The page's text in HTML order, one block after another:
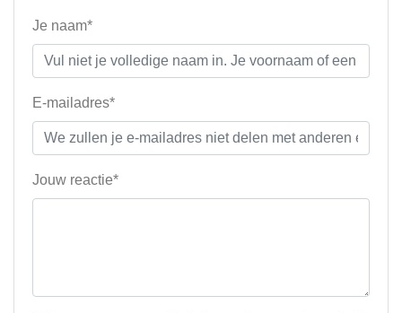
Je naam*
E-mailadres*
Jouw reactie*